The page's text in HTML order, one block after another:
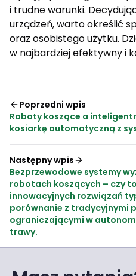
i trudne warunki.
urządzeń, warto określić
oraz osobistego użytku.
w najbardziej efektywny i
Poprzedni wpis
Roboty koszące a
kosiarkę automatyczną z
Następny wpis
Bezprzewodowe systemy
robotach koszących – czy
innowacyjnych rozwiązań
porównanie z tradycyjnymi
ograniczającymi w
trawy.